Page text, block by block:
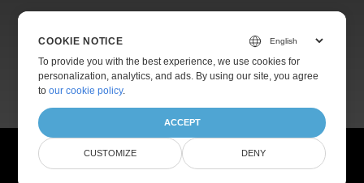
Blog
About
© Aspose Pty Ltd 2001-2026.
All Rights Reserved.
Terms of use
COOKIE NOTICE
To provide you with the best experience, we use cookies for
personalization, analytics, and ads. By using our site, you agree
toour cookie policy.
ACCEPT
CUSTOMIZE DENY